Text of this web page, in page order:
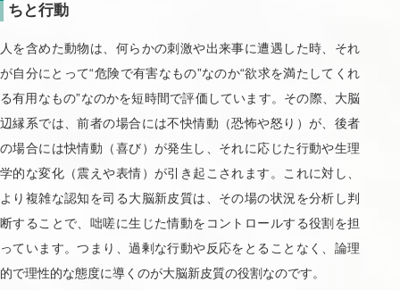
ちと行動
人を含めた動物は、何らかの刺激や出来事に遭遇した時、それ
が自分にとって“危険で有害なもの”なのか“欲求を満たしてくれ
る有用なもの”なのかを短時間で評価しています。その際、大脳
辺縁系では、前者の場合には不快情動（恐怖や怒り）が、後者
の場合には快情動（喜び）が発生し、それに応じた行動や生理
学的な変化（震えや表情）が引き起こされます。これに対し、
より複雑な認知を司る大脳新皮質は、その場の状況を分析し判
断することで、咄嗟に生じた情動をコントロールする役割を担
っています。つまり、過剰な行動や反応をとることなく、論理
的で理性的な態度に導くのが大脳新皮質の役割なのです。